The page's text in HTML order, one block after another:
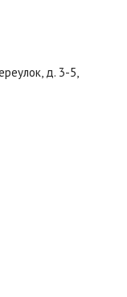
д. 3-5,